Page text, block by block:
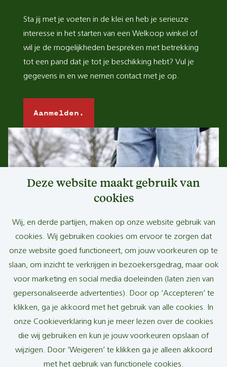
Deze website maakt gebruik van
cookies
Wij, en derde partijen, maken op onze website gebruik van
cookies. Wij gebruiken cookies om ervoor te zorgen dat
onze website goed functioneert, om jouw voorkeuren op te
slaan, om inzicht te verkrijgen in bezoekersgedrag, maar ook
voor marketing en social media doeleinden (laten zien van
gepersonaliseerde advertenties). Door op ‘Accepteren’ te
klikken, ga je akkoord met het gebruik van alle cookies. In
onze Cookieverklaring kun je meer lezen over de cookies
die wij gebruiken en kun je jouw voorkeuren opslaan of
wijzigen. Door ‘Weigeren’ te klikken ga je alleen akkoord
met het gebruik van functionele cookies.
Sta jij met je voeten in de klei en heb je serieuze
interesse in het starten van een Welkoop winkel of
wil je de mogelijkheden bespreken met betrekking
tot een pand dat je tot je beschikking hebt? Vul je
gegevens in en we nemen contact met je op.
Aanmelden.